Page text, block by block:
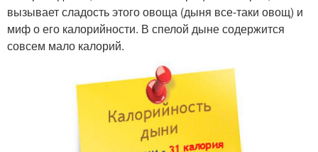
вызывает сладость этого овоща (дыня все-таки овощ) и
миф о его калорийности. В спелой дыне содержится
совсем мало калорий.